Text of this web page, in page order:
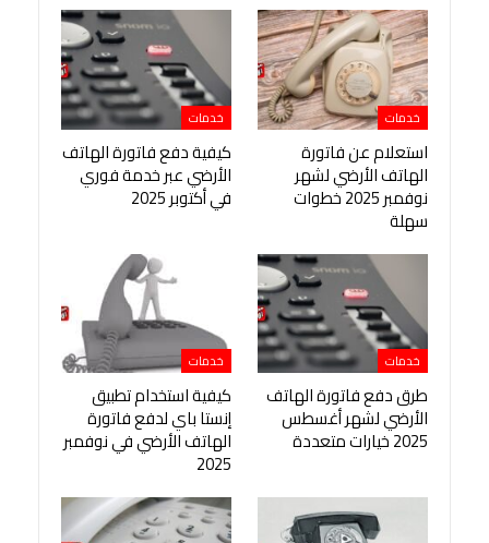
خدمات
استعلام عن فاتورة
الهاتف الأرضي لشهر
نوفمبر 2025 خطوات
سهلة
خدمات
كيفية دفع فاتورة الهاتف
الأرضي عبر خدمة فوري
في أكتوبر 2025
خدمات
طرق دفع فاتورة الهاتف
الأرضي لشهر أغسطس
2025 خيارات متعددة
خدمات
كيفية استخدام تطبيق
إنستا باي لدفع فاتورة
الهاتف الأرضي في نوفمبر
2025